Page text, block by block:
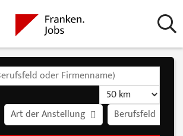
Art der Anstellung Berufsfeld